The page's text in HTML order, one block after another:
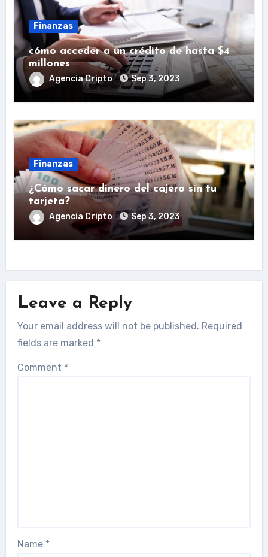
Finanzas
cómo acceder a un crédito de hasta $4
millones
Agencia Cripto Sep 3, 2023
Finanzas
¿Cómo sacar dinero del cajero sin tu
tarjeta?
Agencia Cripto Sep 3, 2023
Leave a Reply
Your email address will not be published. Required
fields are marked *
Comment *
Name *